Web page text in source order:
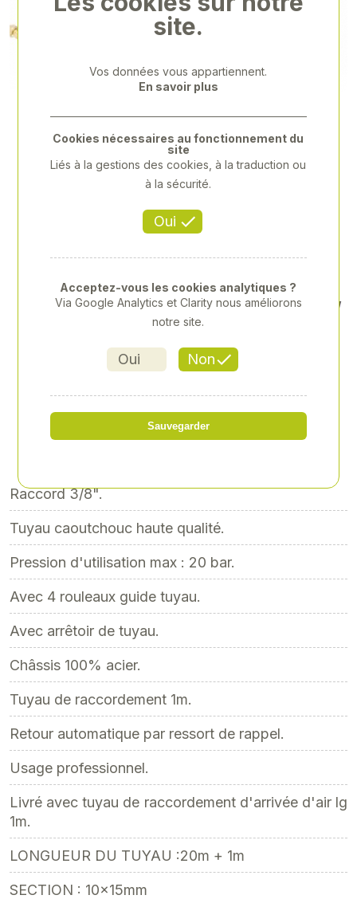
Previous
ENROULEUR AIR 20M+1M 3/
8
198,40 €HT 99,00 € HT
Raccord 3/8".
Tuyau caoutchouc haute qualité.
Pression d'utilisation max : 20 bar.
Avec 4 rouleaux guide tuyau.
Avec arrêtoir de tuyau.
Châssis 100% acier.
Tuyau de raccordement 1m.
Retour automatique par ressort de rappel.
Usage professionnel.
Livré avec tuyau de raccordement d'arrivée d'air lg
1m.
LONGUEUR DU TUYAU :20m + 1m
SECTION : 10x15mm
site.
Vos données vous appartiennent.
En savoir plus
Oui
Cookies nécessaires au fonctionnement du
site
Liés à la gestions des cookies, à la traduction ou
à la sécurité.
Oui Non
Acceptez-vous les cookies analytiques ?
Via Google Analytics et Clarity nous améliorons
notre site.
Sauvegarder